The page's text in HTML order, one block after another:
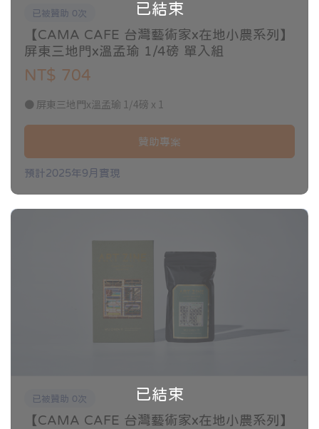
已結束
已被贊助 0次
【CAMA CAFE 台灣藝術家x在地小農系列】
屏東三地門x溫孟瑜 1/4磅 單入組
NT$ 704
● 屏東三地門x溫孟瑜 1/4磅 x 1
贊助專案
預計2025年9月實現
已結束
已被贊助 0次
【CAMA CAFE 台灣藝術家x在地小農系列】